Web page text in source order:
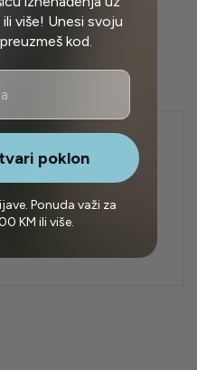
više! Unesi svoju
kod.
poklon
Ponuda važi za
KM ili više.